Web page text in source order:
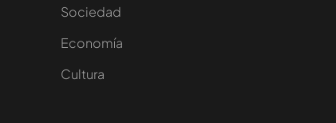
Sociedad
Economía
Cultura